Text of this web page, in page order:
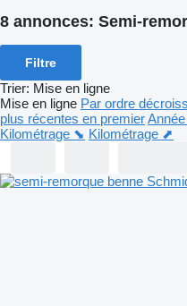
8 annonces: Semi-
Filtre
Trier: Mise en ligne
Mise en ligne Par ordre
plus récentes en premier
Kilométrage ⬊ Kilométrage ⬈